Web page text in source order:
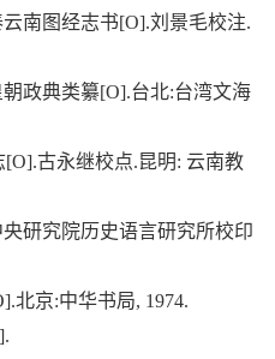
南图经志书[O].刘景毛校注.
政典类纂[O].台北:台湾文海
古永继校点.昆明: 云南教
研究院历史语言研究所校印
北京:中华书局, 1974.